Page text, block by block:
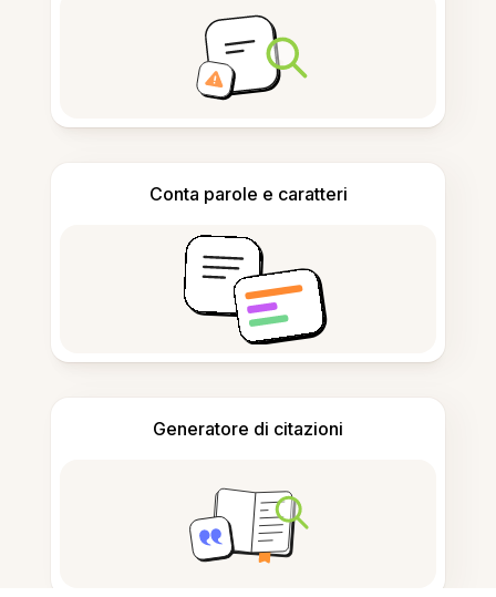
Conta parole e caratteri
Generatore di citazioni